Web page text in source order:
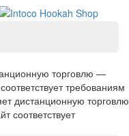
торговлю —
требованиям
дистанционную торговлю
соответствует